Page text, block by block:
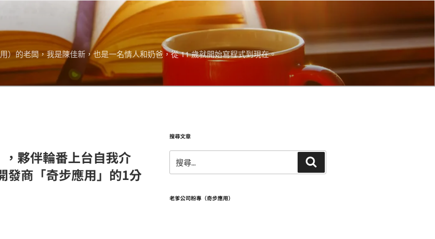
）的老闆，我是陳佳新，也是一名情人和奶爸，從 11 歲就開始寫程式到現在。
夥伴輪番上台自我介
發商「奇步應用」的1分
搜尋文章
尋
關
字:
尋
老爹公司粉專（奇步應用）